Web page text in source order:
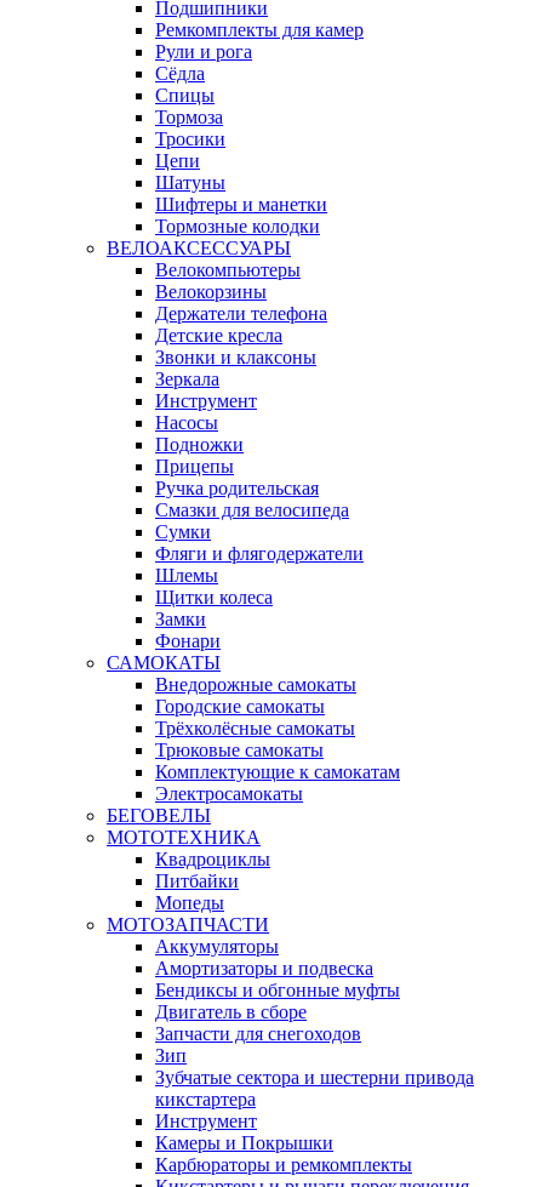
Подшипники
Ремкомплекты для камер
Рули и рога
Сёдла
Спицы
Тормоза
Тросики
Цепи
Шатуны
Шифтеры и манетки
Тормозные колодки
ВЕЛОАКСЕССУАРЫ
Велокомпьютеры
Велокорзины
Держатели телефона
Детские кресла
Звонки и клаксоны
Зеркала
Инструмент
Насосы
Подножки
Прицепы
Ручка родительская
Смазки для велосипеда
Сумки
Фляги и флягодержатели
Шлемы
Щитки колеса
Замки
Фонари
САМОКАТЫ
Внедорожные самокаты
Городские самокаты
Трёхколёсные самокаты
Трюковые самокаты
Комплектующие к самокатам
Электросамокаты
БЕГОВЕЛЫ
МОТОТЕХНИКА
Квадроциклы
Питбайки
Мопеды
МОТОЗАПЧАСТИ
Аккумуляторы
Амортизаторы и подвеска
Бендиксы и обгонные муфты
Двигатель в сборе
Запчасти для снегоходов
Зип
Зубчатые сектора и шестерни привода
кикстартера
Инструмент
Камеры и Покрышки
Карбюраторы и ремкомплекты